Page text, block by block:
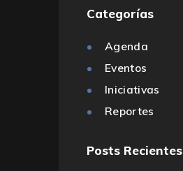
Categorías
Agenda
Eventos
Iniciativas
Reportes
Posts Recientes